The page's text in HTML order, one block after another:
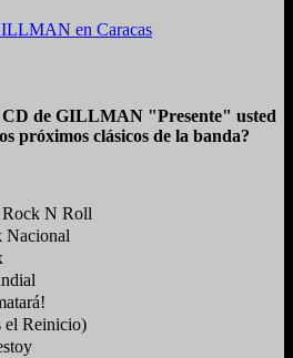
en Caracas
CD de GILLMAN "Presente" usted
próximos clásicos de la banda?
N Roll
Nacional
el Reinicio)